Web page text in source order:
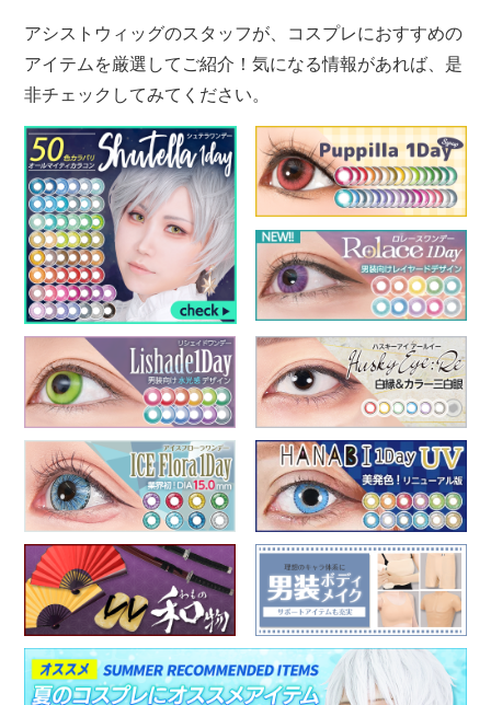
アシストウィッグのスタッフが、コスプレにおすすめの
アイテムを厳選してご紹介！気になる情報があれば、是
非チェックしてみてください。